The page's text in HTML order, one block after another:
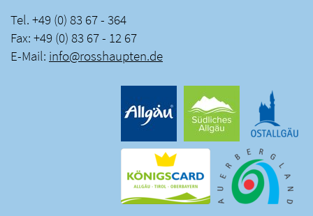
Tel. +49 (0) 83 67 - 364
Fax: +49 (0) 83 67 - 12 67
E-Mail: info@rosshaupten.de